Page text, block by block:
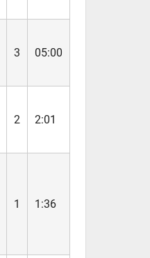
3
05:00
2
2:01
1
1:36